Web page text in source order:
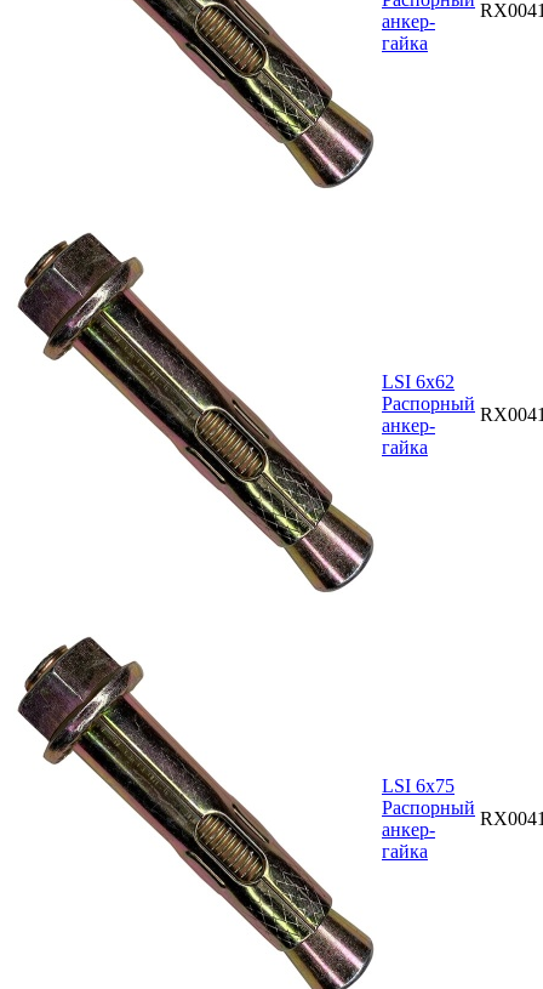
анкер-
гайка
LSI 6х62
Распорный
анкер-
гайка
LSI 6х75
Распорный
анкер-
гайка